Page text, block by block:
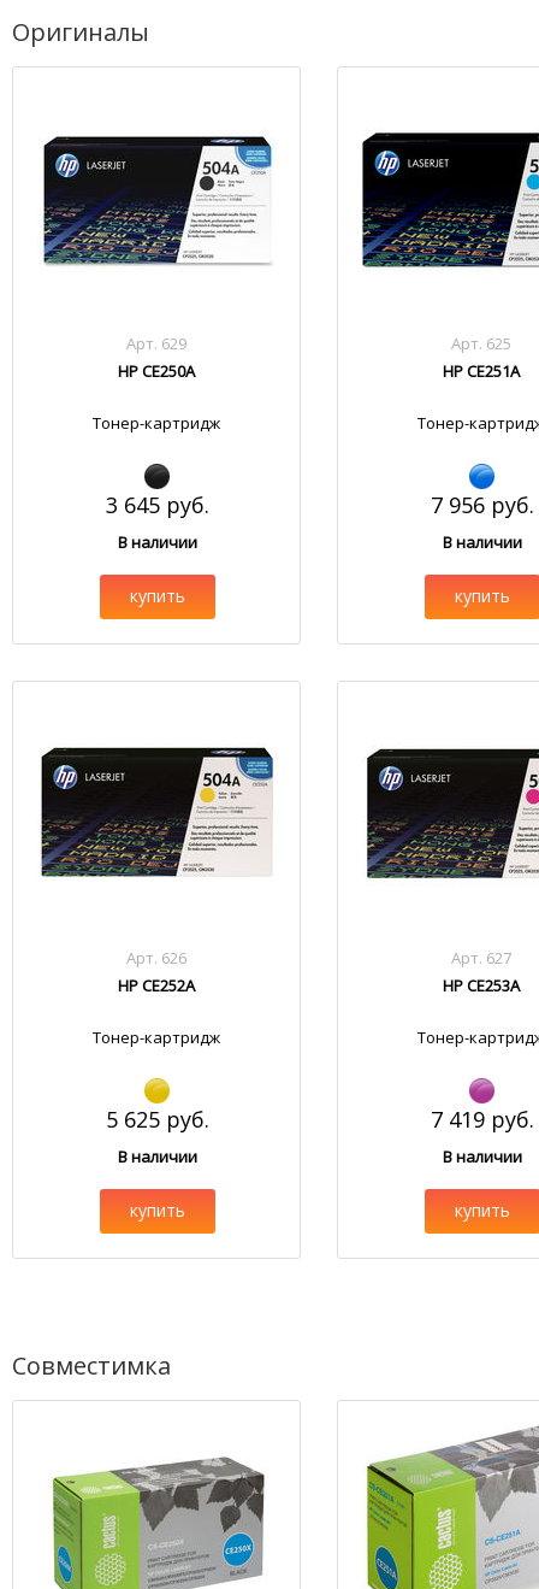
Оригиналы
Арт. 629
HP CE250A
Тонер-картридж
3 645 руб.
В наличии
купить
Арт. 625
HP CE251A
Тонер-
7 956 руб.
В наличии
купить
Арт. 626
HP CE252A
Тонер-картридж
5 625 руб.
В наличии
купить
Арт. 627
HP CE253A
Тонер-
7 419 руб.
В наличии
купить
Совместимка